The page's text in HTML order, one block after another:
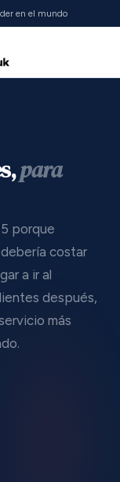
en el mundo
para
porque
costar
a ir al
después,
más